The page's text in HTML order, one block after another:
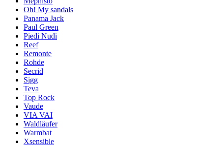
Oh! My sandals
Panama Jack
Paul Green
Piedi Nudi
Reef
Remonte
Rohde
Secrid
Sigg
Teva
Top Rock
Vaude
VIA VAI
Waldläufer
Warmbat
Xsensible